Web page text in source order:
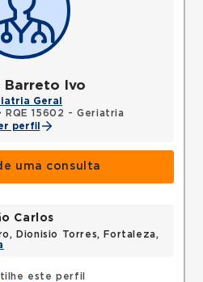
Barreto Ivo
Geral
RQE 15602 - Geriatria
perfil
uma consulta
este perfil
Carlos
Dionisio Torres, Fortaleza,